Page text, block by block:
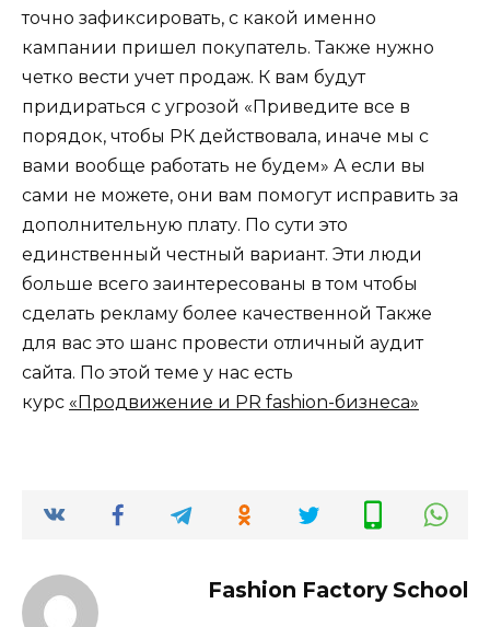
точно зафиксировать, с какой именно
кампании пришел покупатель. Также нужно
четко вести учет продаж. К вам будут
придираться с угрозой «Приведите все в
порядок, чтобы РК действовала, иначе мы с
вами вообще работать не будем» А если вы
сами не можете, они вам помогут исправить за
дополнительную плату. По сути это
единственный честный вариант. Эти люди
больше всего заинтересованы в том чтобы
сделать рекламу более качественной Также
для вас это шанс провести отличный аудит
сайта. По этой теме у нас есть
курс «Продвижение и PR fashion-бизнеса»
Fashion Factory School